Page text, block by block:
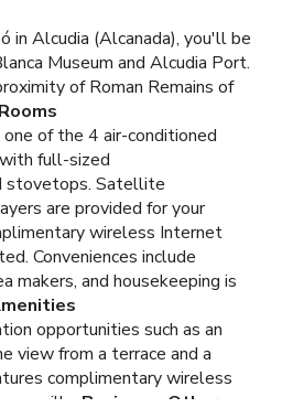
in Alcudia (Alcanada), you'll be
Museum and Alcudia Port.
of Roman Remains of
Rooms
of the 4 air-conditioned
full-sized
stovetops. Satellite
are provided for your
wireless Internet
Conveniences include
makers, and housekeeping is
opportunities such as an
view from a terrace and a
complimentary wireless
grills.
Business, Other